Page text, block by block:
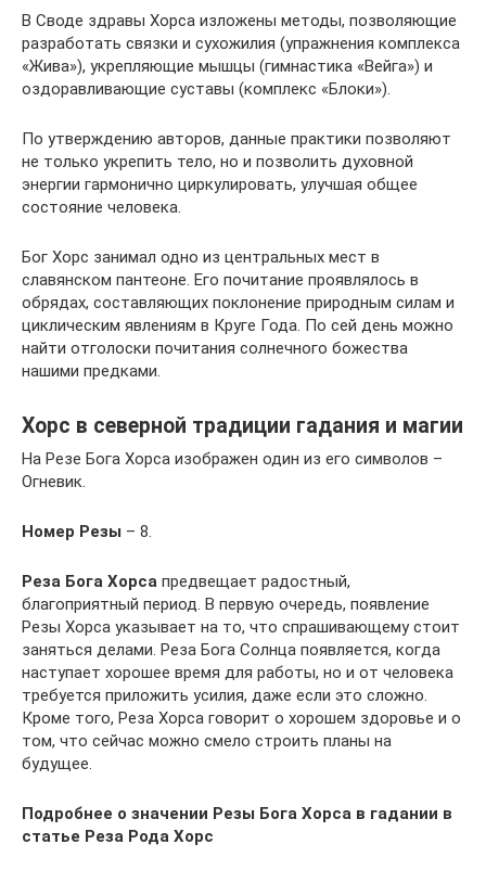
В Своде здравы Хорса изложены методы, позволяющие
разработать связки и сухожилия (упражнения комплекса
«Жива»), укрепляющие мышцы (гимнастика «Вейга») и
оздоравливающие суставы (комплекс «Блоки»).
По утверждению авторов, данные практики позволяют
не только укрепить тело, но и позволить духовной
энергии гармонично циркулировать, улучшая общее
состояние человека.
Бог Хорс занимал одно из центральных мест в
славянском пантеоне. Его почитание проявлялось в
обрядах, составляющих поклонение природным силам и
циклическим явлениям в Круге Года. По сей день можно
найти отголоски почитания солнечного божества
нашими предками.
Хорс в северной традиции гадания и магии
На Резе Бога Хорса изображен один из его символов –
Огневик.
Номер Резы – 8.
Реза Бога Хорса предвещает радостный,
благоприятный период. В первую очередь, появление
Резы Хорса указывает на то, что спрашивающему стоит
заняться делами. Реза Бога Солнца появляется, когда
наступает хорошее время для работы, но и от человека
требуется приложить усилия, даже если это сложно.
Кроме того, Реза Хорса говорит о хорошем здоровье и о
том, что сейчас можно смело строить планы на
будущее.
Подробнее о значении Резы Бога Хорса в гадании в
статье Реза Рода Хорс